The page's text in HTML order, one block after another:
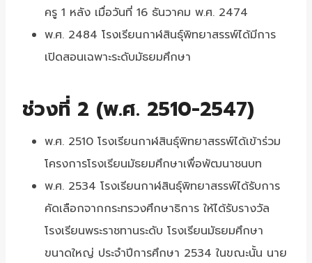
ครู 1 หลัง เมื่อวันที่ 16 ธันวาคม พ.ศ. 2474
พ.ศ. 2484 โรงเรียนกาฬสินธุ์พิทยาสรรพ์ได้มีการ
เปิดสอนเฉพาะระดับมัธยมศึกษา
ช่วงที่ 2 (พ.ศ. 2510-2547)
พ.ศ. 2510 โรงเรียนกาฬสินธุ์พิทยาสรรพ์ได้เข้าร่วม
โครงการโรงเรียนมัธยมศึกษาเพื่อพัฒนาชนบท
พ.ศ. 2534 โรงเรียนกาฬสินธุ์พิทยาสรรพ์ได้รับการ
คัดเลือกจากกระทรวงศึกษาธิการ ให้ได้รับรางวัล
โรงเรียนพระราชทานระดับ โรงเรียนมัธยมศึกษา
ขนาดใหญ่ ประจำปีการศึกษา 2534 ในขณะนั้น นาย